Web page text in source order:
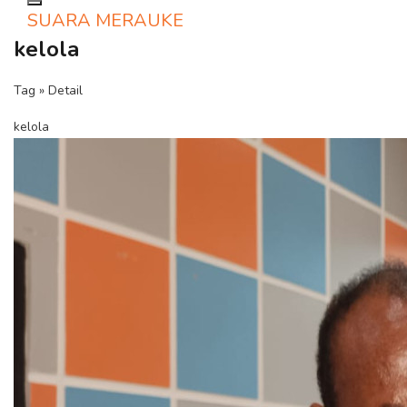
Toggle navigation
SUARA MERAUKE
kelola
Tag » Detail
kelola